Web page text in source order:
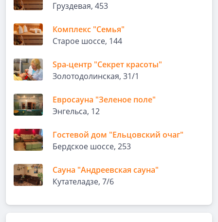
Груздевая, 453
Комплекс "Семья"
Старое шоссе, 144
Spa-центр "Секрет красоты"
Золотодолинская, 31/1
Евросауна "Зеленое поле"
Энгельса, 12
Гостевой дом "Ельцовский очаг"
Бердское шоссе, 253
Сауна "Андреевская сауна"
Кутателадзе, 7/6